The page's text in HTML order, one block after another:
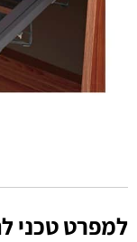
למפרט טכני